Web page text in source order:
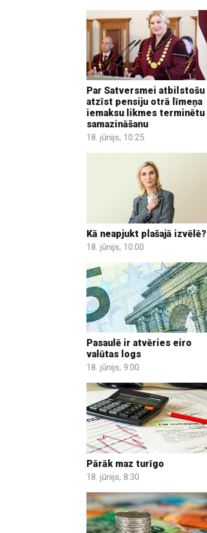
Par Satversmei atbilstošu
atzīst pensiju otrā līmeņa
iemaksu likmes terminētu
samazināšanu
18. jūnijs, 10:25
Kā neapjukt plašajā izvēlē?
18. jūnijs, 10:00
Pasaulē ir atvēries eiro
valūtas logs
18. jūnijs, 9:00
Pārāk maz turīgo
18. jūnijs, 8:30